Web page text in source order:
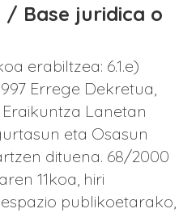
/ Base juridica o
erabiltzea: 6.1.e)
Errege Dekretua,
Lanetan
eta Osasun
dituena. 68/2000
11koa, hiri
publikoetarako,